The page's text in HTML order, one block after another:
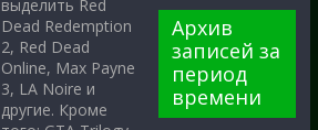
выделить Red
Dead Redemption
2, Red Dead
Online, Max Payne
3, LA Noire и
другие. Кроме
Архив
записей за
период
времени